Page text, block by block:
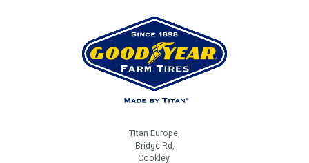
Titan Europe,
Bridge Rd,
Cookley,